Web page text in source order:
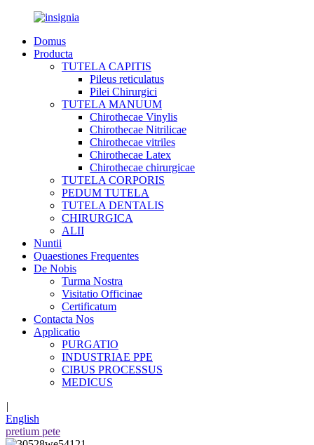
Domus
Producta
TUTELA CAPITIS
Pileus reticulatus
Pilei Chirurgici
TUTELA MANUUM
Chirothecae Vinylis
Chirothecae Nitrilicae
Chirothecae vitriles
Chirothecae Latex
Chirothecae chirurgicae
TUTELA CORPORIS
PEDUM TUTELA
TUTELA DENTALIS
CHIRURGICA
ALII
Nuntii
Quaestiones Frequentes
De Nobis
Turma Nostra
Visitatio Officinae
Certificatum
Contacta Nos
Applicatio
PURGATIO
INDUSTRIAE PPE
CIBUS PROCESSUS
MEDICUS
|
English
pretium pete